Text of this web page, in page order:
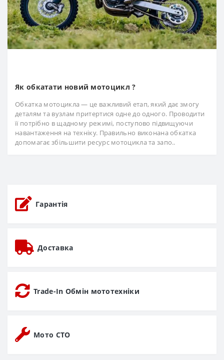
Як обкатати новий мотоцикл ?
Обкатка мотоцикла — це важливий етап, який дає змогу
деталям та вузлам притертися одне до одного. Проводити
її потрібно в щадному режимі, поступово підвищуючи
навантаження на техніку. Правильно виконана обкатка
допомагає збільшити ресурс мотоцикла та запо..
Гарантія
Доставка
Trade-In Обмін мототехніки
Мото СТО